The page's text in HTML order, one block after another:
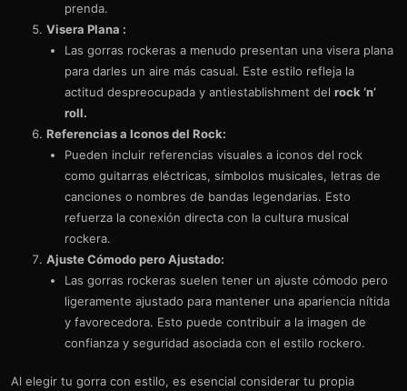
prenda.
Visera Plana :
Las gorras rockeras a menudo presentan una visera plana
para darles un aire más casual. Este estilo refleja la
actitud despreocupada y antiestablishment del rock ‘n’
roll.
Referencias a Iconos del Rock:
Pueden incluir referencias visuales a iconos del rock
como guitarras eléctricas, símbolos musicales, letras de
canciones o nombres de bandas legendarias. Esto
refuerza la conexión directa con la cultura musical
rockera.
Ajuste Cómodo pero Ajustado:
Las gorras rockeras suelen tener un ajuste cómodo pero
ligeramente ajustado para mantener una apariencia nítida
y favorecedora. Esto puede contribuir a la imagen de
confianza y seguridad asociada con el estilo rockero.
Al elegir tu gorra con estilo, es esencial considerar tu propia